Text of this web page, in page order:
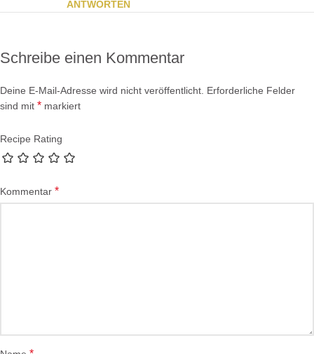
ANTWORTEN
Schreibe einen Kommentar
Deine E-Mail-Adresse wird nicht veröffentlicht. Erforderliche Felder
sind mit * markiert
Recipe Rating
Kommentar *